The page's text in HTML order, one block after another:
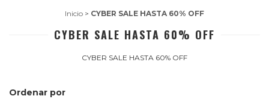
Inicio > CYBER SALE HASTA 60% OFF
CYBER SALE HASTA 60% OFF
CYBER SALE HASTA 60% OFF
Ordenar por